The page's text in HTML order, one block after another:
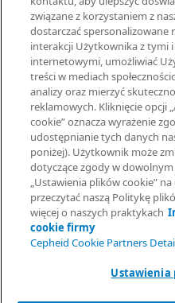
Umowa o
Information
© 2026 Cepheid. Cepheid®,
I-CORE® to znaki towarowe
USA i w
związane z korzystaniem z
dostarczać spersonalizowane
interakcji Użytkownika z tymi
internetowymi, umożliwiać
treści w mediach
analizy oraz mierzyć
reklamowych. Kliknięcie opcji
cookie” oznacza wyrażenie
udostępnianie tych danych
poniżej). Użytkownik może
dotyczące zgody w
„Ustawienia plików cookie”
przeczytać naszą Politykę
więcej o naszych praktykach
cookie firmy
Cepheid Cookie Partners
Ustawienia